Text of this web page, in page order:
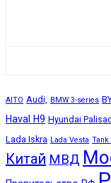
AITO Audi, BMW 3-series
Haval H9 Hyundai
Lada Iskra Lada Vesta Tank
Китай МВД